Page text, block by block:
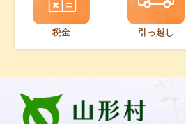
税金 引っ越し